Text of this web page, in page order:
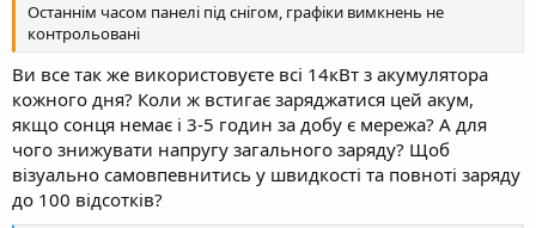
Останнім часом панелі під снігом, графіки вимкнень не
контрольовані
Ви все так же використовуєте всі 14кВт з акумулятора
кожного дня? Коли ж встигає заряджатися цей акум,
якщо сонця немає і 3-5 годин за добу є мережа? А для
чого знижувати напругу загального заряду? Щоб
візуально самовпевнитись у швидкості та повноті заряду
до 100 відсотків?